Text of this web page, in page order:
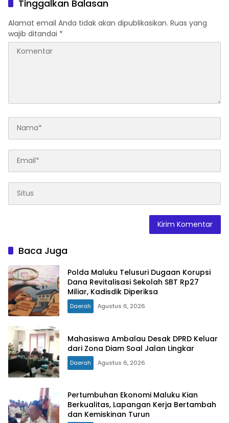
Tinggalkan Balasan
Alamat email Anda tidak akan dipublikasikan. Ruas yang
wajib ditandai *
Baca Juga
Polda Maluku Telusuri Dugaan Korupsi
Dana Revitalisasi Sekolah SBT Rp27
Miliar, Kadisdik Diperiksa
Daerah Agustus 6, 2026
Mahasiswa Ambalau Desak DPRD Keluar
dari Zona Diam Soal Jalan Lingkar
Daerah Agustus 6, 2026
Pertumbuhan Ekonomi Maluku Kian
Berkualitas, Lapangan Kerja Bertambah
dan Kemiskinan Turun